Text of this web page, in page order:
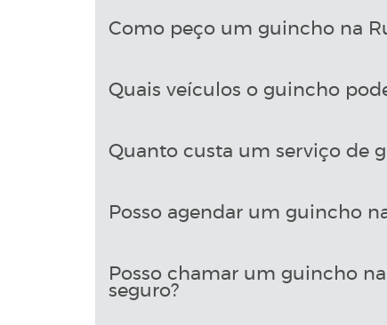
Como peço um guincho na
Quais veículos o guincho
Quanto custa um serviço de
Posso agendar um guincho
Posso chamar um guincho
seguro?